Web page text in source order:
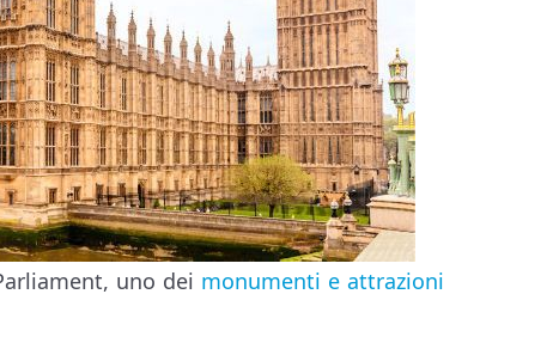
uno dei monumenti e attrazioni